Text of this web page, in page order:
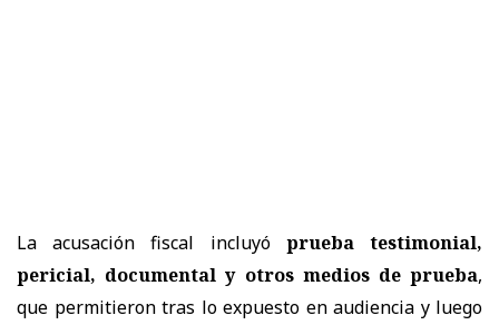
La acusación fiscal incluyó
prueba testimonial,
pericial, documental y otros medios de prueba,
que permitieron tras lo expuesto en audiencia y luego